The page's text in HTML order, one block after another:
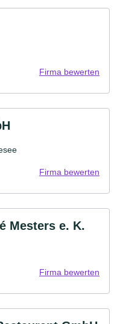
Firma bewerten
Firma bewerten
Mesters e. K.
Firma bewerten